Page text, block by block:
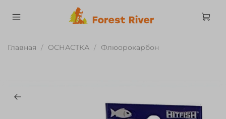
Главная ОСНАСТКА Флюорокарбон